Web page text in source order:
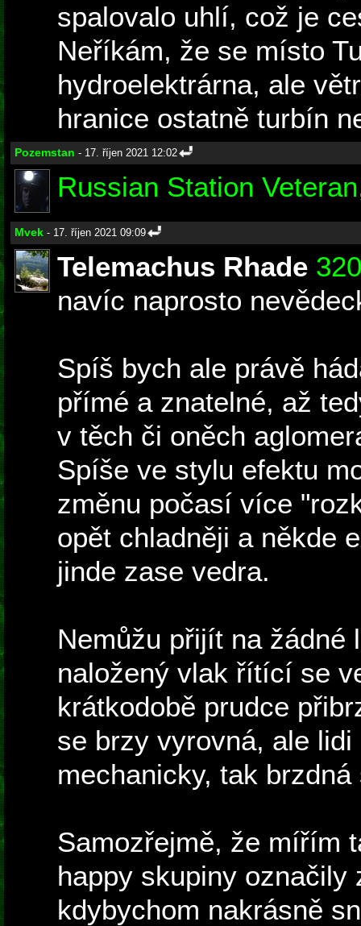
spalovalo uhlí, což je
Neříkám, že se místo
hydroelektrárna, ale
hranice ostatně turbín
Pozemstan - 17. říjen 2021 12:02
Russian Station
Mvek - 17. říjen 2021 09:09
Telemachus Rhade
navíc naprosto
Spíš bych ale právě
přímé a znatelné, až
v těch či oněch
Spíše ve stylu efektu
změnu počasí více
opět chladněji a někde
jinde zase vedra.
Nemůžu přijít na žádné
naložený vlak řítící se
krátkodobě prudce
se brzy vyrovná, ale
mechanicky, tak
Samozřejmě, že mířím
happy skupiny označily
kdybychom nakrásně